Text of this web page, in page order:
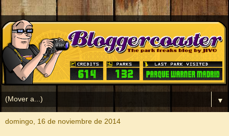
▼
domingo, 16 de noviembre de 2014